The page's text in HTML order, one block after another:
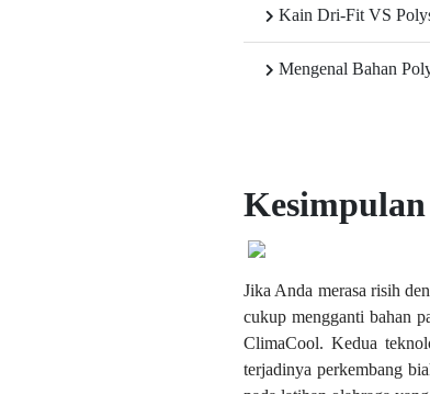
Kain Dri-Fit VS
Mengenal Bahan
Kesimpulan
Jika Anda merasa risih
cukup mengganti bahan
ClimaCool. Kedua
terjadinya perkembang